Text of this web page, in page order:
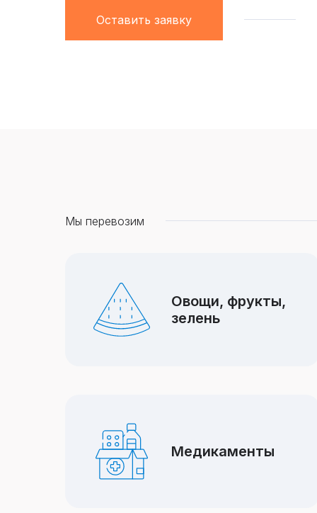
Оставить заявку
Мы перевозим
Овощи, фрукты,
зелень
Медикаменты